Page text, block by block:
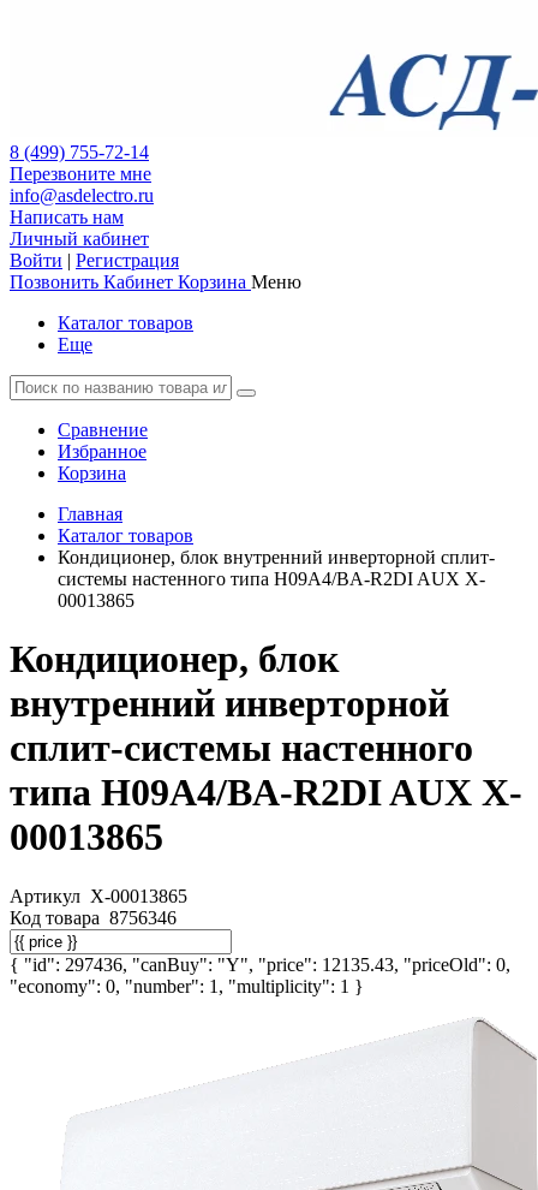
8 (499) 755-72-14
Перезвоните мне
info@asdelectro.ru
Написать нам
Личный кабинет
Войти | Регистрация
Позвонить Кабинет Корзина Меню
Каталог товаров
Еще
Сравнение
Избранное
Корзина
Главная
Каталог товаров
Кондиционер, блок внутренний инверторной сплит-
системы настенного типа H09A4/BA-R2DI AUX X-
00013865
Кондиционер, блок
внутренний инверторной
сплит-системы настенного
типа H09A4/BA-R2DI AUX X-
00013865
Артикул X-00013865
Код товара 8756346
{ "id": 297436, "canBuy": "Y", "price": 12135.43, "priceOld": 0,
"economy": 0, "number": 1, "multiplicity": 1 }